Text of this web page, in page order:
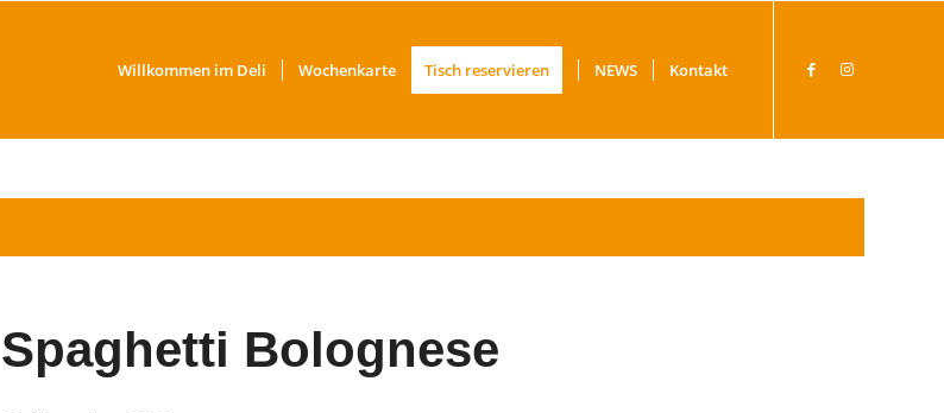
Willkommen im Deli Wochenkarte Tisch reservieren NEWS Kontakt
Spaghetti Bolognese